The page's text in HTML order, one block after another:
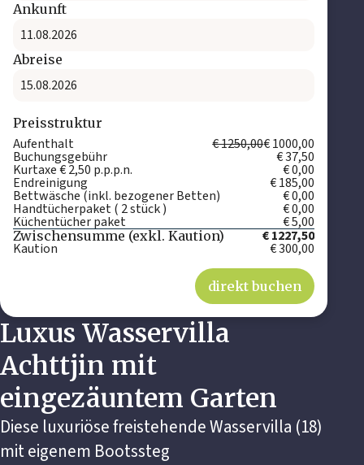
Luxus Wasservilla
Achttjin mit
eingezäuntem Garten
Diese luxuriöse freistehende Wasservilla (18)
mit eigenem Bootssteg
Ankunft
Abreise
Preisstruktur
Aufenthalt € 1250,00€ 1000,00
Buchungsgebühr € 37,50
Kurtaxe € 2,50 p.p.p.n. € 0,00
Endreinigung € 185,00
Bettwäsche (inkl. bezogener Betten) € 0,00
Handtücherpaket ( 2 stück ) € 0,00
Küchentücher paket € 5,00
Zwischensumme (exkl. Kaution) € 1227,50
Kaution € 300,00
direkt buchen